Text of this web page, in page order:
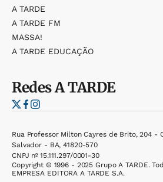
A TARDE
A TARDE FM
MASSA!
A TARDE EDUCAÇÃO
RedesA TARDE
Rua Professor Milton Cayres de Brito, 204 -
Salvador - BA, 41820-570
CNPJ nº 15.111.297/0001-30
Copyright © 1996 - 2025 Grupo A TARDE.
EMPRESA EDITORA A TARDE S.A.